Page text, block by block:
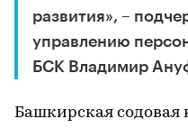
развития», –
управлению
БСК Владимир
Башкирская